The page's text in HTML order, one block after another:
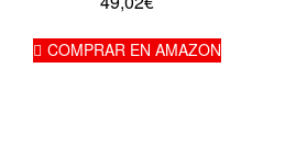
COMPRAR EN AMAZON